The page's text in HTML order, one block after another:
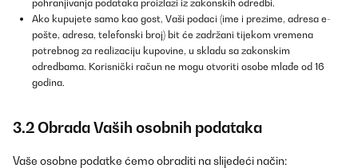
pohranjivanja podataka proizlazi iz zakonskih odredbi.
Ako kupujete samo kao gost, Vaši podaci (ime i prezime, adresa e-
pošte, adresa, telefonski broj) bit će zadržani tijekom vremena
potrebnog za realizaciju kupovine, u skladu sa zakonskim
odredbama. Korisnički račun ne mogu otvoriti osobe mlađe od 16
godina.
3.2 Obrada Vaših osobnih podataka
Vaše osobne podatke ćemo obraditi na slijedeći način: